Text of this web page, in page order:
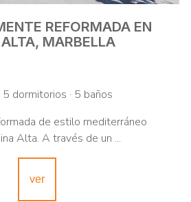
REFORMADA EN
MARBELLA
dormitorios · 5 baños
de estilo mediterráneo
Alta. A través de un ...
ver